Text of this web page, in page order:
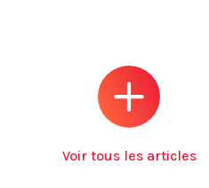
Voir tous les articles